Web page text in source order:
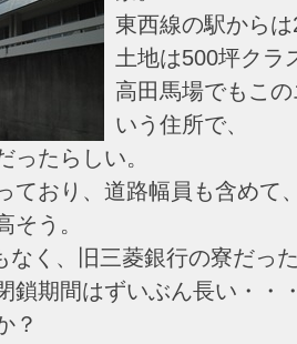
東西線の駅から
土地は500坪クラ
高田馬場でもこ
いう住所で、
ったらしい。
ており、道路幅員も含めて
そう。
なく、旧三菱銀行の寮だっ
鎖期間はずいぶん長い・・
？